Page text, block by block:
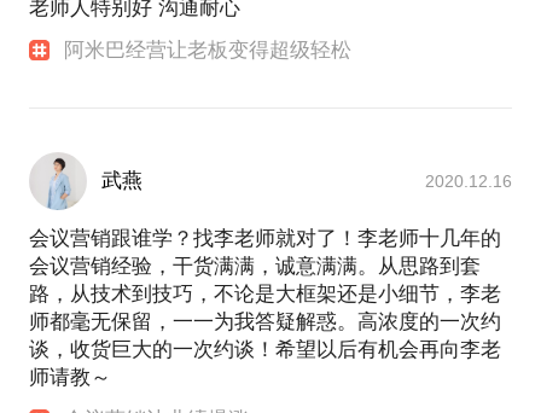
老师人特别好 沟通耐心
阿米巴经营让老板变得超级轻松
武燕 2020.12.16
会议营销跟谁学？找李老师就对了！李老师十几年的
会议营销经验，干货满满，诚意满满。从思路到套
路，从技术到技巧，不论是大框架还是小细节，李老
师都毫无保留，一一为我答疑解惑。高浓度的一次约
谈，收货巨大的一次约谈！希望以后有机会再向李老
师请教～